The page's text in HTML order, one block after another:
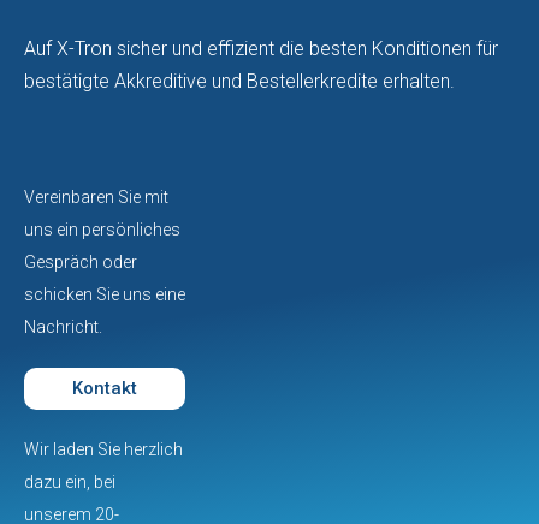
Auf X-Tron sicher und effizient die besten Konditionen für
bestätigte Akkreditive und Bestellerkredite erhalten.
Vereinbaren Sie mit
uns ein persönliches
Gespräch oder
schicken Sie uns eine
Nachricht.
Kontakt
Wir laden Sie herzlich
dazu ein, bei
unserem 20-